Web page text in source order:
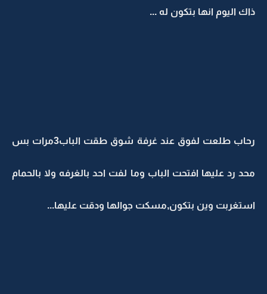
ذاك اليوم انها بتكون له ...
رحاب طلعت لفوق عند غرفة شوق طقت الباب3مرات بس
محد رد عليها افتحت الباب وما لفت احد بالغرفه ولا بالحمام
استغربت وين بتكون,مسكت جوالها ودقت عليها...